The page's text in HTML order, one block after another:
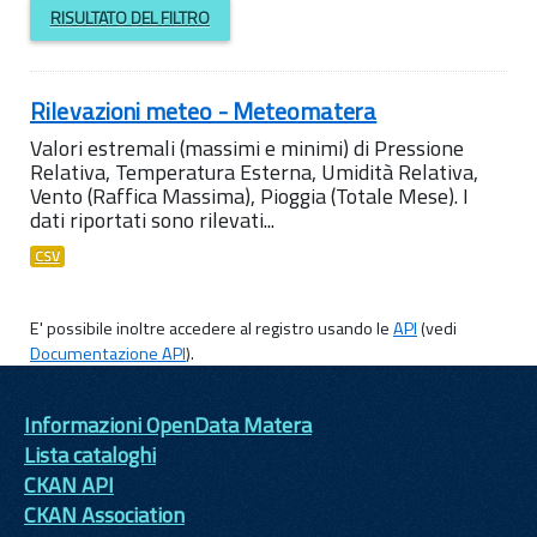
RISULTATO DEL FILTRO
Rilevazioni meteo - Meteomatera
Valori estremali (massimi e minimi) di Pressione
Relativa, Temperatura Esterna, Umidità Relativa,
Vento (Raffica Massima), Pioggia (Totale Mese). I
dati riportati sono rilevati...
CSV
E' possibile inoltre accedere al registro usando leAPI(vedi
Documentazione API).
Informazioni OpenData Matera
Lista cataloghi
CKAN API
CKAN Association